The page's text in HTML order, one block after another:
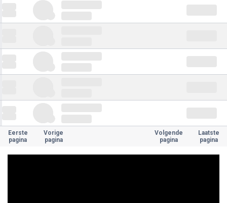
Eerste
pagina
Vorige
pagina
Volgende
pagina
Laatste
pagina